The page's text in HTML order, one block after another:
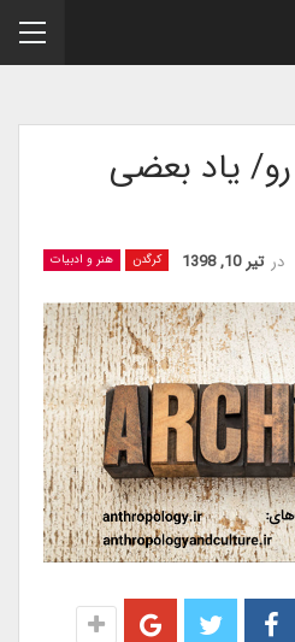
یاد بعضی
کرگدن هنر و ادبیات تیر 10, 1398